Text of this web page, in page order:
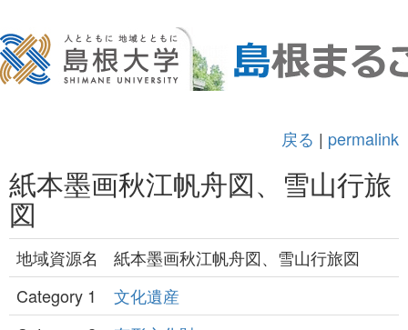
戻る | permalink
紙本墨画秋江帆舟図、雪山行旅
図
地域資源名
紙本墨画秋江帆舟図、雪山行旅図
Category 1
文化遺産